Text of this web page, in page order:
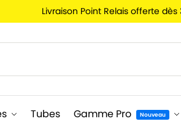
Livraison Point Relais offerte dès
Tubes Gamme Pro Nouveau